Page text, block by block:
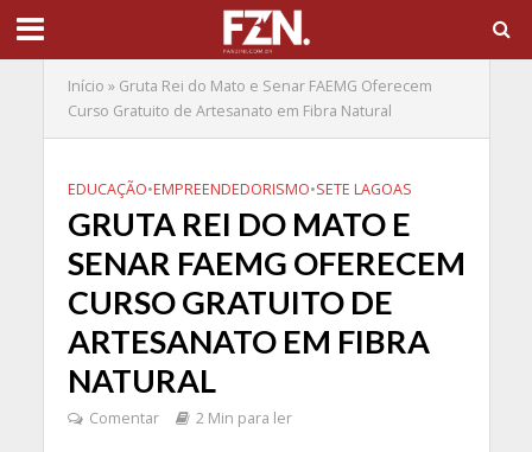
Início » Gruta Rei do Mato e Senar FAEMG Oferecem
Curso Gratuito de Artesanato em Fibra Natural
EDUCAÇÃO•EMPREENDEDORISMO•SETE LAGOAS
GRUTA REI DO MATO E
SENAR FAEMG OFERECEM
CURSO GRATUITO DE
ARTESANATO EM FIBRA
NATURAL
Comentar 2 Min para ler